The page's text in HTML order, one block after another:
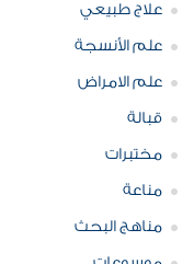
علاج طبيعي
علم الأنسجة
علم الامراض
قبالة
مختبرات
مناعة
مناهج البحث